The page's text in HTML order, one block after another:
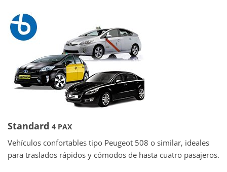
Standard 4 PAX
Vehículos confortables tipo Peugeot 508 o similar, ideales
para traslados rápidos y cómodos de hasta cuatro pasajeros.